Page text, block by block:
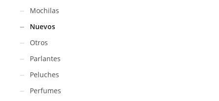
Mochilas
Nuevos
Otros
Parlantes
Peluches
Perfumes